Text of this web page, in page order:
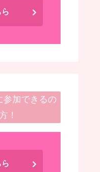
参加できるの
！